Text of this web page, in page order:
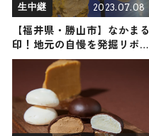
生中継 2023.07.08
【福井県・勝山市】なかまる
印！地元の自慢を発掘リポー
ト